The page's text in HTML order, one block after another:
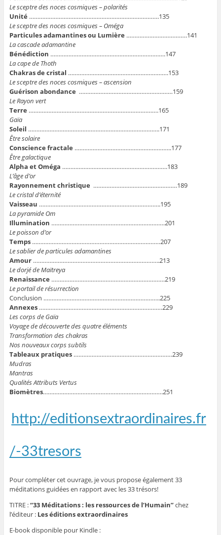
Le sceptre des noces cosmiques – polarités
Unité …………………………………………………………………….135
Le sceptre des noces cosmiques – Oméga
Particules adamantines ou Lumière ……………………………….141
La cascade adamantine
Bénédiction …………………………………………………………….147
La cape de Thoth
Chakras de cristal …………………………………………………….153
Le sceptre des noces cosmiques – ascension
Guérison abondance …………………………………………………159
Le Rayon vert
Terre …………………………………………………………………….165
Gaïa
Soleil ……………………………………………………………………..171
Être solaire
Conscience fractale …………………………………………………..177
Être galactique
Alpha et Oméga ……………………………………………………….183
L’âge d’or
Rayonnement christique ……………………………………………189
Le cristal d’éternité
Vaisseau ………………………………………………………………..195
La pyramide Om
Illumination ……………………………………………………………201
Le poisson d’or
Temps……………………………………………………………………207
Le sablier de particules adamantines
Amour…………………………………………………………………..213
Le dorjé de Maïtreya
Renaissance ……………………………………………………………219
Le portail de résurrection
Conclusion ……………………………………………………………..225
Annexes…………………………………………………………………229
Les corps de Gaïa
Voyage de découverte des quatre éléments
Transformation des chakras
Nos nouveaux corps subtils
Tableaux pratiques……………………………………………………239
Mudras
Mantras
Qualités Attributs Vertus
Biomètres……………………………………………………………….251
http://editionsextraordinaires.fr
/-33tresors
Pour compléter cet ouvrage, je vous propose également 33
méditations guidées en rapport avec les 33 trésors!
TITRE :“33 Méditations : les ressources de l’Humain”chez
l’éditeur : Les éditions extraordinaires
E-book disponible pour Kindle :